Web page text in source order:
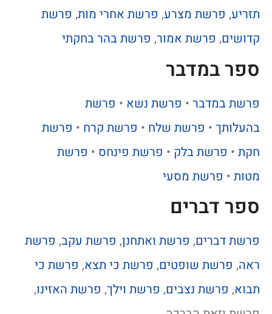
תזריע, פרשת מצרע, פרשת אחרי מות, פרשת
קדושים, פרשת אמור, פרשת בהר בחקתי
ספר במדבר
פרשת במדבר • פרשת נשא • פרשת
בהעלותך • פרשת שלח • פרשת קרח • פרשת
חקת • פרשת בלק • פרשת פינחס • פרשת
מטות • פרשת מסעי
ספר דברים
פרשת דברים, פרשת ואתחנן, פרשת עקב, פרשת
ראה, פרשת שופטים, פרשת כי תצא, פרשת כי
תבוא, פרשת נצבים, פרשת וילך, פרשת האזינו,